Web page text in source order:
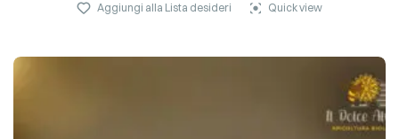
Aggiungi alla Lista desideri Quick view